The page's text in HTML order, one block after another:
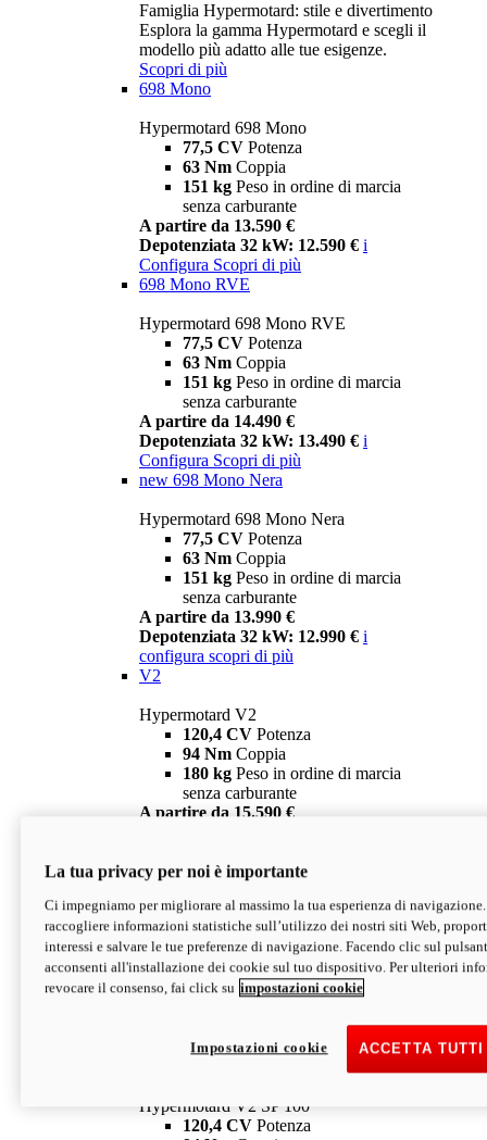
Famiglia Hypermotard: stile e divertimento
Esplora la gamma Hypermotard e scegli il
modello più adatto alle tue esigenze.
Scopri di più
698 Mono
Hypermotard 698 Mono
77,5 CV Potenza
63 Nm Coppia
151 kg Peso in ordine di marcia
senza carburante
A partire da 13.590 €
Depotenziata 32 kW: 12.590 € i
Configura Scopri di più
698 Mono RVE
Hypermotard 698 Mono RVE
77,5 CV Potenza
63 Nm Coppia
151 kg Peso in ordine di marcia
senza carburante
A partire da 14.490 €
Depotenziata 32 kW: 13.490 € i
Configura Scopri di più
new 698 Mono Nera
Hypermotard 698 Mono Nera
77,5 CV Potenza
63 Nm Coppia
151 kg Peso in ordine di marcia
senza carburante
A partire da 13.990 €
Depotenziata 32 kW: 12.990 € i
configura scopri di più
V2
Hypermotard V2
120,4 CV Potenza
94 Nm Coppia
180 kg Peso in ordine di marcia
senza carburante
A partire da 15.590 €
V2 SP
Hypermotard V2 SP
120,4 CVPotenza
94 NmCoppia
177 kgPeso in ordine di marcia
senza carburante
Depotenziata 35 kW: 18.890 € i
configura scopri di più
Hypermotard V2 SP 100
120,4 CV Potenza
La tua privacy per noi è importante
Ci impegniamo per migliorare al massimo la tua esperienza di
raccogliere informazioni statistiche sull’utilizzo dei nostri siti Web,
interessi e salvare le tue preferenze di navigazione. Facendo clic sul
acconsenti all'installazione dei cookie sul tuo dispositivo. Per ulteriori
revocare il consenso, fai click su impostazioni cookie
ACCETTA
Impostazioni cookie